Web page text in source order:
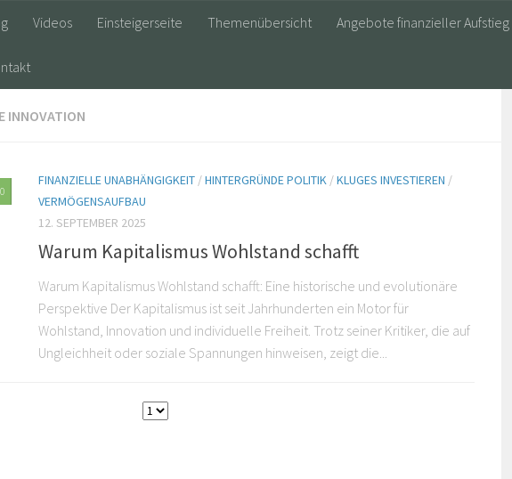
Videos Einsteigerseite Themenübersicht Angebote finanzieller Aufstieg
INNOVATION
0
FINANZIELLE UNABHÄNGIGKEIT /HINTERGRÜNDE POLITIK /KLUGES INVESTIEREN /
VERMÖGENSAUFBAU
12. SEPTEMBER 2025
Warum Kapitalismus Wohlstand schafft
Warum Kapitalismus Wohlstand schafft: Eine historische und evolutionäre
Perspektive Der Kapitalismus ist seit Jahrhunderten ein Motor für
Wohlstand, Innovation und individuelle Freiheit. Trotz seiner Kritiker, die auf
Ungleichheit oder soziale Spannungen hinweisen, zeigt die...